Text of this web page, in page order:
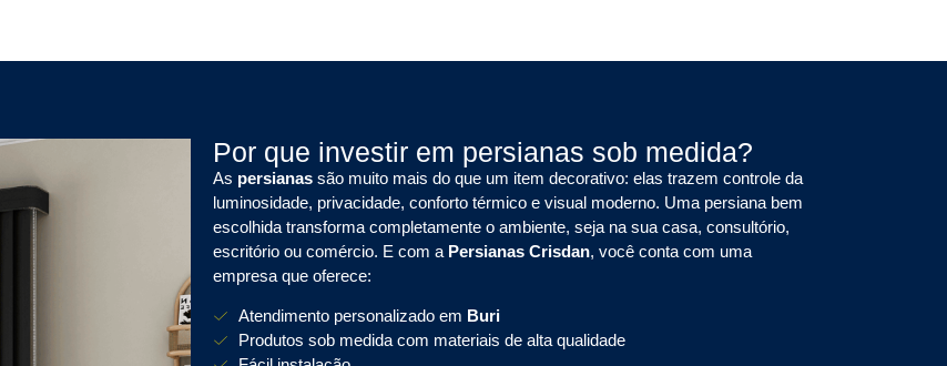
Por que investir em persianas sob medida?
As persianas são muito mais do que um item decorativo: elas trazem controle da
luminosidade, privacidade, conforto térmico e visual moderno. Uma persiana bem
escolhida transforma completamente o ambiente, seja na sua casa, consultório,
escritório ou comércio. E com a Persianas Crisdan, você conta com uma
empresa que oferece:
Atendimento personalizado em Buri
Produtos sob medida com materiais de alta qualidade